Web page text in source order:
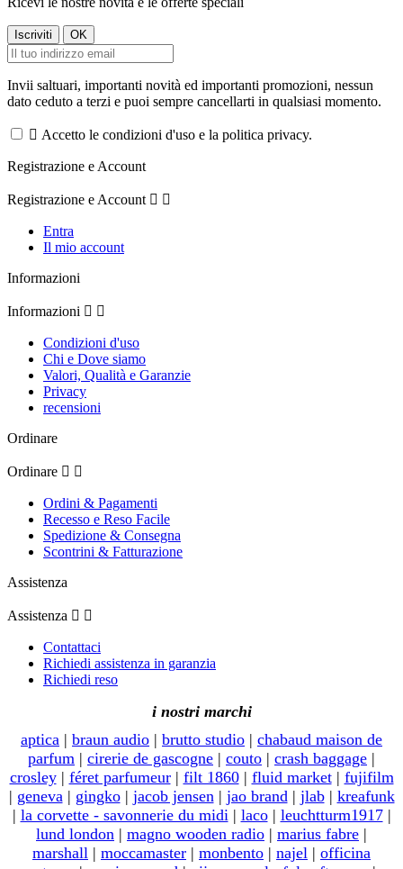
Invii saltuari, importanti novità ed importanti promozioni, nessun
dato ceduto a terzi e puoi sempre cancellarti in qualsiasi momento.
 Accetto le condizioni d'uso e la politica privacy.
Registrazione e Account
Registrazione e Account  
Entra
Il mio account
Informazioni
Informazioni  
Condizioni d'uso
Chi e Dove siamo
Valori, Qualità e Garanzie
Privacy
recensioni
Ordinare
Ordinare  
Ordini & Pagamenti
Recesso e Reso Facile
Spedizione & Consegna
Scontrini & Fatturazione
Assistenza
Assistenza  
Contattaci
Richiedi assistenza in garanzia
Richiedi reso
i nostri marchi
aptica | braun audio | brutto studio | chabaud maison de
parfum | cirerie de gascogne | couto | crash baggage |
crosley| féret parfumeur| filt 1860| fluid market| fujifilm
| geneva| gingko| jacob jensen| jao brand| jlab| kreafunk
| la corvette - savonnerie du midi| laco| leuchtturm1917|
lund london | magno wooden radio | marius fabre |
marshall | moccamaster | monbento | najel | officina